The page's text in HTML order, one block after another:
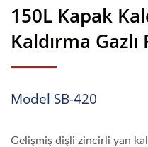
150L Kapak
Kaldırma
Model SB-420
Gelişmiş dişli zincirli yan